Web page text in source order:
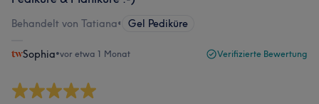
Behandelt von Tatiana• Gel Pediküre
Sophia•vor etwa 1 Monat Verifizierte Bewertung